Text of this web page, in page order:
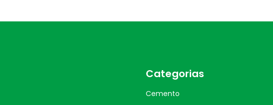
Categorias
Cemento